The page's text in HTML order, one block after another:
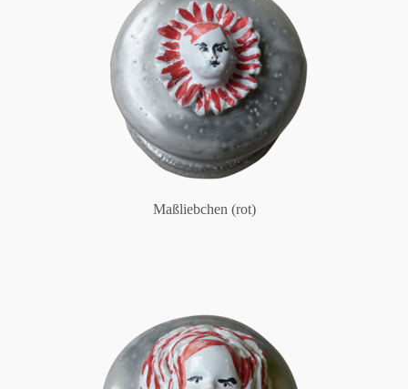
Maßliebchen (rot)